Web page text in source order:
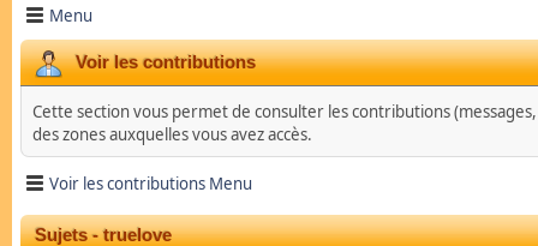
Menu
Voir les contributions
Cette section vous permet de consulter les contributions
des zones auxquelles vous avez accès.
Voir les contributions Menu
Sujets - truelove